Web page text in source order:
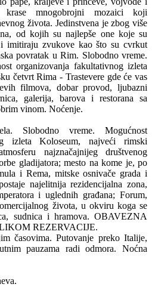
krase mnogobrojni mozaici koji
života. Jedinstvena je zbog više
od kojih su najlepše one koje su
imitiraju zvukove kao što su cvrkut
povratak u Rim. Slobodno vreme.
organizovanja fakultativnog izleta
četvrt Rima - Trastevere gde će vas
filmova, dobar provod, ljubazni
galerija, barova i restorana sa
vinom. Noćenje.
Slobodno vreme. Mogućnost
izleta Koloseum, najveći rimski
najznačajnijeg društvenog
gladijatora; mesto na kome je, po
i Rema, mitske osnivače grada i
najelitnija rezidencijalna zona,
i uglednih građana; Forum,
života, u okviru koga se
sudnica i hramova. OBAVEZNA
REZERVACIJE.
časovima. Putovanje preko Italije,
pauzama radi odmora. Noćna